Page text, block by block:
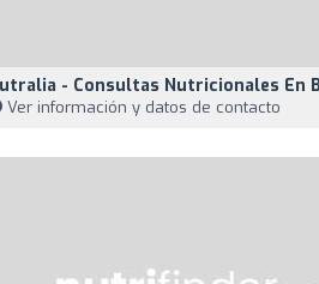
- Consultas Nutricionales En
Ver información y datos de contacto